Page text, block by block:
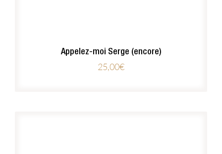
Appelez-moi Serge (encore)
25,00€